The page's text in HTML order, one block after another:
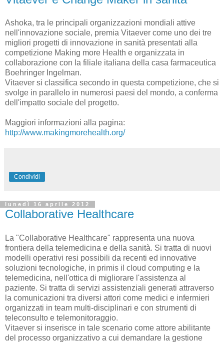
Ashoka, tra le principali organizzazioni mondiali attive
nell'innovazione sociale, premia Vitaever come uno dei tre
migliori progetti di innovazione in sanità presentati alla
competizione Making more Health e organizzata in
collaborazione con la filiale italiana della casa farmaceutica
Boehringer Ingelman.
Vitaever si classifica secondo in questa competizione, che si
svolge in parallelo in numerosi paesi del mondo, a conferma
dell'impatto sociale del progetto.
Maggiori informazioni alla pagina:
http://www.makingmorehealth.org/
Condividi
lunedì 16 aprile 2012
Collaborative Healthcare
La "Collaborative Healthcare" rappresenta una nuova
frontiera della telemedicina e della sanità. Si tratta di nuovi
modelli operativi resi possibili da recenti ed innovative
soluzioni tecnologiche, in primis il cloud computing e la
telemedicina, nell'ottica di migliorare l'assistenza al
paziente. Si tratta di servizi assistenziali generati attraverso
la comunicazioni tra diversi attori come medici e infermieri
organizzati in team multi-disciplinari e con strumenti di
teleconsulto e telemonitoraggio.
Vitaever si inserisce in tale scenario come attore abilitante
del processo organizzativo a cui demandare la gestione